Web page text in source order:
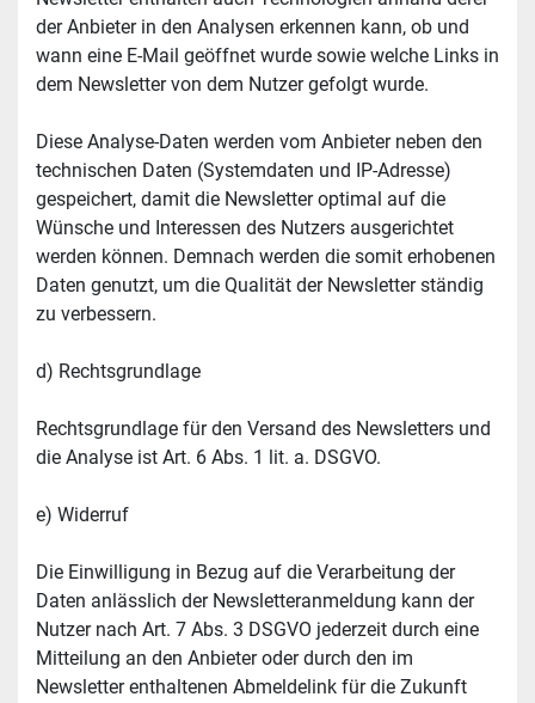
der Anbieter in den Analysen erkennen kann, ob und
wann eine E-Mail geöffnet wurde sowie welche Links in
dem Newsletter von dem Nutzer gefolgt wurde.
Diese Analyse-Daten werden vom Anbieter neben den
technischen Daten (Systemdaten und IP-Adresse)
gespeichert, damit die Newsletter optimal auf die
Wünsche und Interessen des Nutzers ausgerichtet
werden können. Demnach werden die somit erhobenen
Daten genutzt, um die Qualität der Newsletter ständig
zu verbessern.
d) Rechtsgrundlage
Rechtsgrundlage für den Versand des Newsletters und
die Analyse ist Art. 6 Abs. 1 lit. a. DSGVO.
e) Widerruf
Die Einwilligung in Bezug auf die Verarbeitung der
Daten anlässlich der Newsletteranmeldung kann der
Nutzer nach Art. 7 Abs. 3 DSGVO jederzeit durch eine
Mitteilung an den Anbieter oder durch den im
Newsletter enthaltenen Abmeldelink für die Zukunft